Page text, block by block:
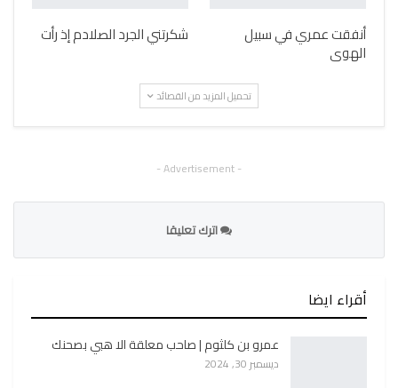
أنفقت عمري في سبيل
الهوى
شكرتني الجرد الصلادم إذ رأت
تحميل المزيد من القصائد
- Advertisement -
اترك تعليقا
أقراء ايضا
عمرو بن كلثوم | صاحب معلقة الا هبي بصحنك
ديسمبر 30, 2024